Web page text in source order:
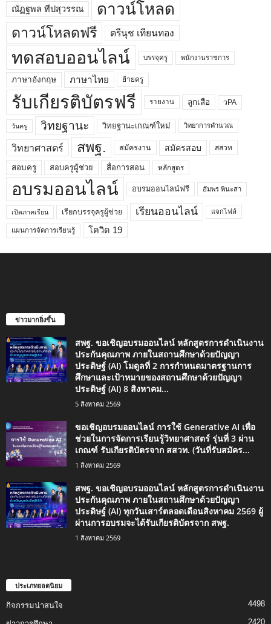
ณัฏฐพล ทีปสุวรรณ ดาวน์โหลด
ดาวน์โหลดฟรี ตรีนุช เทียนทอง
ทดสอบออนไลน์ บรรจุครู พนักงานราชการ
ภาษาอังกฤษ ภาษาไทย ย้ายครู
รับเกียรติบัตรฟรี รายงาน ลูกเสือ วPA
วันครู วิทยฐานะ วิทยฐานะเกณฑ์ใหม่ วิทยาการคำนวณ
วิทยาศาสตร์ สพฐ. สมัครงาน สมัครสอบ สสวท
สอบครู สอบครูผู้ช่วย สื่อการสอน หลักสูตร
อบรมออนไลน์ อบรมออนไลน์ฟรี อัมพร พินะสา
เปิดภาคเรียน เรียกบรรจุครูผู้ช่วย เรียนออนไลน์ แจกไฟล์
แผนการจัดการเรียนรู้ โควิด 19
ข่าวมากยิ่งขึ้น
สพฐ. ขอเชิญอบรมออนไลน์ หลักสูตรการดำเนินงาน
ประกันคุณภาพ ภายในสถานศึกษาด้วยปัญญา
ประดิษฐ์ (AI) โมดูลที่ 2 การกำหนดมาตรฐานการ
ศึกษาและเป้าหมายของสถานศึกษาด้วยปัญญา
ประดิษฐ์ (AI) 8 สิงหาคม...
5 สิงหาคม 2569
ขอเชิญอบรมออนไลน์ การใช้ Generative AI เพื่อ
ช่วยในการจัดการเรียนรู้วิทยาศาสตร์ รุ่นที่ 3 ผ่าน
เกณฑ์ รับเกียรติบัตรจาก สสวท. (วันที่รับสมัคร...
1 สิงหาคม 2569
สพฐ. ขอเชิญอบรมออนไลน์ หลักสูตรการดำเนินงาน
ประกันคุณภาพ ภายในสถานศึกษาด้วยปัญญา
ประดิษฐ์ (AI) ทุกวันเสาร์ตลอดเดือนสิงหาคม 2569 ผู้
ผ่านการอบรมจะได้รับเกียรติบัตรจาก สพฐ.
1 สิงหาคม 2569
ประเภทยอดนิยม
กิจกรรมน่าสนใจ 4498
2420